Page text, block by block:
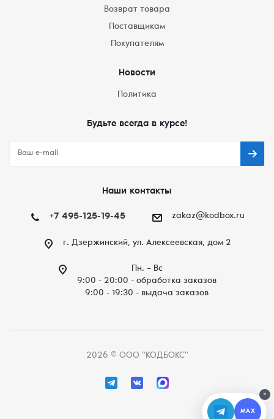
Возврат товара
Поставщикам
Покупателям
Новости
Политика
Будьте всегда в курсе!
Наши контакты
+7 495-125-19-45 zakaz@kodbox.ru
г. Дзержинский, ул. Алексеевская, дом 2
Пн. – Вc
9:00 - 20:00 - обработка заказов
9:00 - 19:30 - выдача заказов
2026 © ООО "КОДБОКС"
×
MAX